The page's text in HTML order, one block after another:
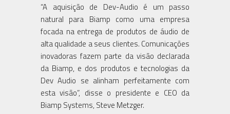
“A aquisição de Dev-Audio é um passo
natural para Biamp como uma empresa
focada na entrega de produtos de áudio de
alta qualidade a seus clientes. Comunicações
inovadoras fazem parte da visão declarada
da Biamp, e dos produtos e tecnologias da
Dev Audio se alinham perfeitamente com
esta visão”, disse o presidente e CEO da
Biamp Systems, Steve Metzger.